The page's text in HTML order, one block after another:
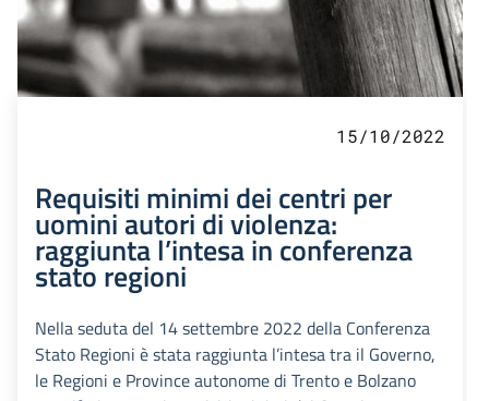
15/10/2022
Requisiti minimi dei centri per
uomini autori di violenza:
raggiunta l’intesa in conferenza
stato regioni
Nella seduta del 14 settembre 2022 della Conferenza
Stato Regioni è stata raggiunta l’intesa tra il Governo,
le Regioni e Province autonome di Trento e Bolzano